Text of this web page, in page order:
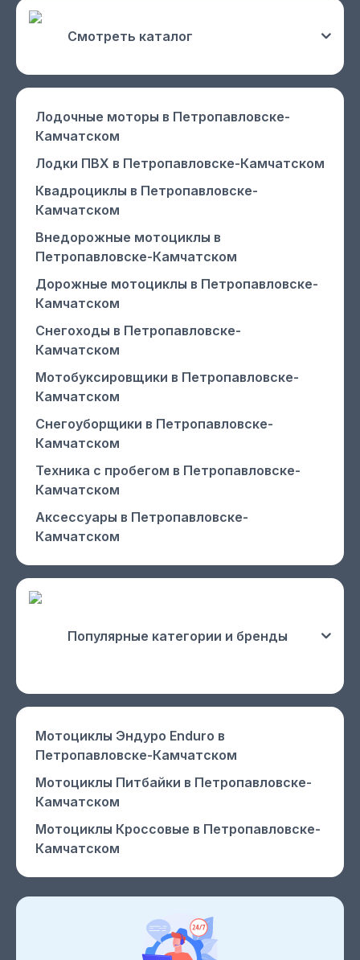
Смотреть каталог
Лодочные моторы в Петропавловске-
Камчатском
Лодки ПВХ в Петропавловске-Камчатском
Квадроциклы в Петропавловске-
Камчатском
Внедорожные мотоциклы в
Петропавловске-Камчатском
Дорожные мотоциклы в Петропавловске-
Камчатском
Снегоходы в Петропавловске-
Камчатском
Мотобуксировщики в Петропавловске-
Камчатском
Снегоуборщики в Петропавловске-
Камчатском
Техника с пробегом в Петропавловске-
Камчатском
Аксессуары в Петропавловске-
Камчатском
Популярные категории и бренды
Мотоциклы Эндуро Enduro в
Петропавловске-Камчатском
Мотоциклы Питбайки в Петропавловске-
Камчатском
Мотоциклы Кроссовые в Петропавловске-
Камчатском